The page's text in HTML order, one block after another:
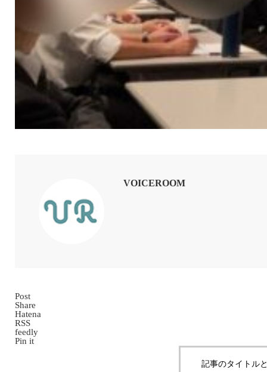
VOICEROOM
Post
Share
Hatena
RSS
feedly
Pin it
記事のタイトル